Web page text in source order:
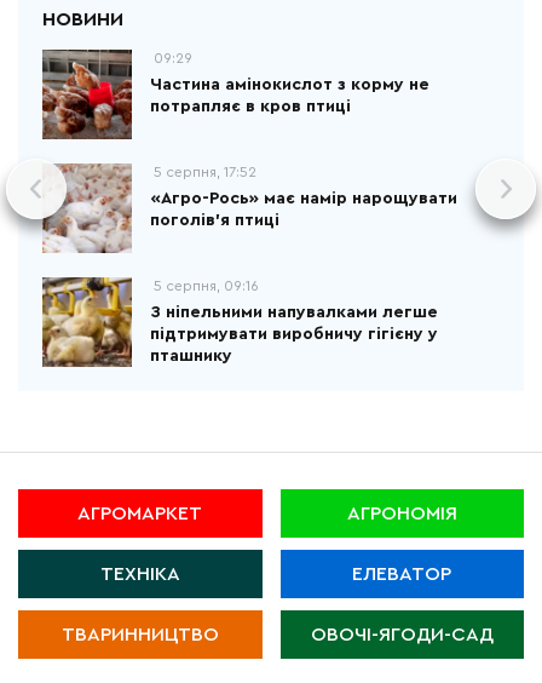
09:29
Частина амінокислот з корму не
потрапляє в кров птиці
5 серпня, 17:52
«Агро-Рось» має намір нарощувати
поголів'я птиці
5 серпня, 09:16
З ніпельними напувалками легше
підтримувати виробничу гігієну у
пташнику
АГРОМАРКЕТ АГРОНОМІЯ
ТЕХНІКА ЕЛЕВАТОР
ТВАРИННИЦТВО ОВОЧІ-ЯГОДИ-САД